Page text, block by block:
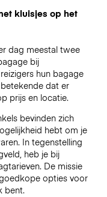
kluisjes op het
dag meestal twee
bij
hun bagage
dat er
prijs en locatie.
bevinden zich
hebt om je
In tegenstelling
heb je bij
De missie
opties voor
bent.